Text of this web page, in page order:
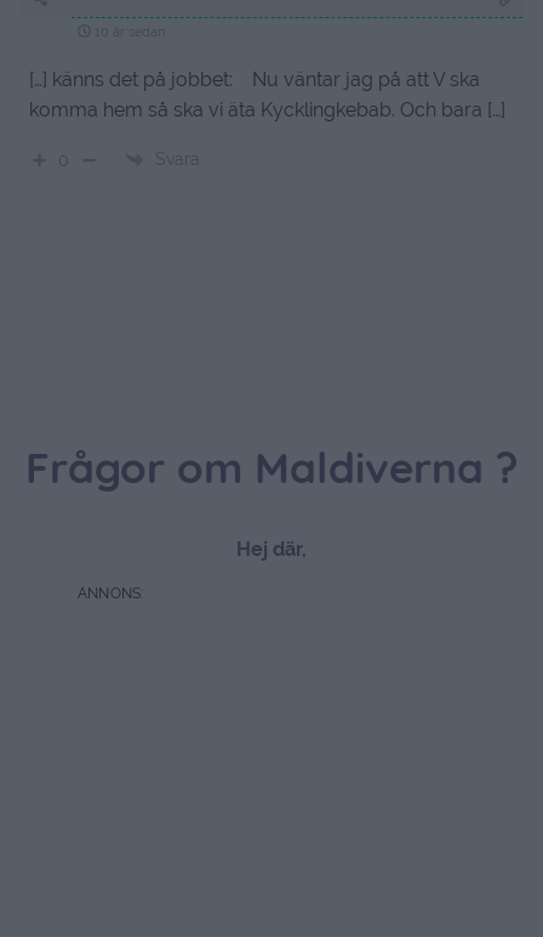
[…] känns det på jobbet: Nu väntar jag på att V ska
komma hem så ska vi äta Kycklingkebab. Och bara […]
Svara
Frågor om Maldiverna ?
Hej där,